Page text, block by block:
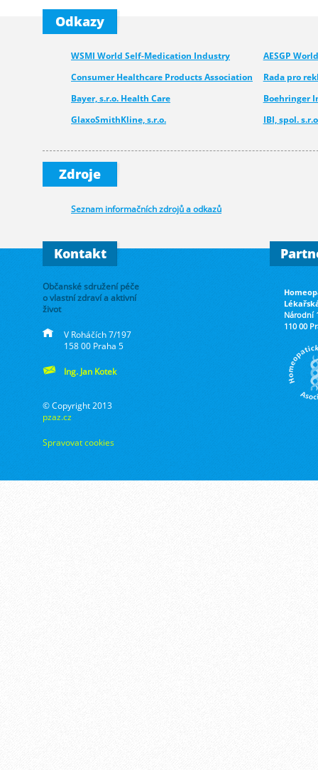
Odkazy
WSMI World Self-Medication Industry
AESGP
Consumer Healthcare Products Association
Rada pro
Bayer, s.r.o. Health Care
Boehringer
GlaxoSmithKline, s.r.o.
IBI, spol.
Novartis s.r.o.
Walmark, a.s.
Zdroje
Seznam informačních zdrojů a odkazů
Kontakt
Občanské sdružení péče
o vlastní zdraví a aktivní
život
V Roháčích 7/197
158 00 Praha 5
Ing. Jan Kotek
© Copyright 2013
pzaz.cz
Spravovat cookies
Národní
110 00